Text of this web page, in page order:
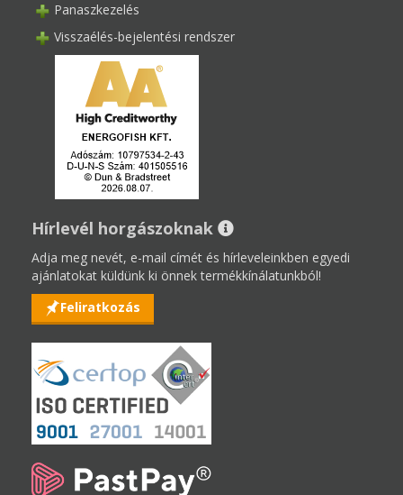
Panaszkezelés
Visszaélés-bejelentési rendszer
Hírlevél horgászoknak
Adja meg nevét, e-mail címét és hírleveleinkben egyedi
ajánlatokat küldünk ki önnek termékkínálatunkból!
Feliratkozás